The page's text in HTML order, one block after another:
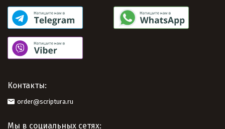
Контакты:
order@scriptura.ru
Мы в социальных сетях: